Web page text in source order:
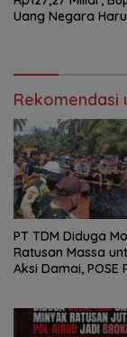
Uang Negara
Rekomendasi
PT TDM Diduga
Ratusan Massa
Aksi Damai, POSE